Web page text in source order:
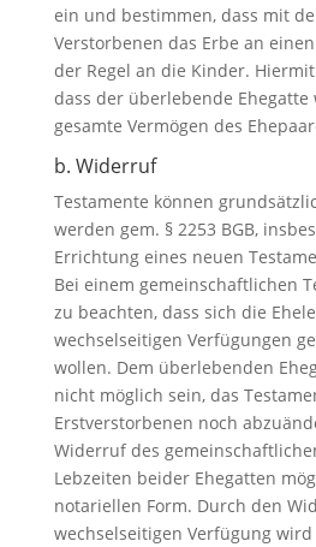
ein und bestimmen, dass mit
Verstorbenen das Erbe an
der Regel an die Kinder.
dass der überlebende
gesamte Vermögen des
b. Widerruf
Testamente können
werden gem. § 2253 BGB,
Errichtung eines neuen
Bei einem gemeinschaftlichen
zu beachten, dass sich die
wechselseitigen Verfügungen
wollen. Dem überlebenden
nicht möglich sein, das
Erstverstorbenen noch
Widerruf des
Lebzeiten beider Ehegatten
notariellen Form. Durch den
wechselseitigen Verfügung